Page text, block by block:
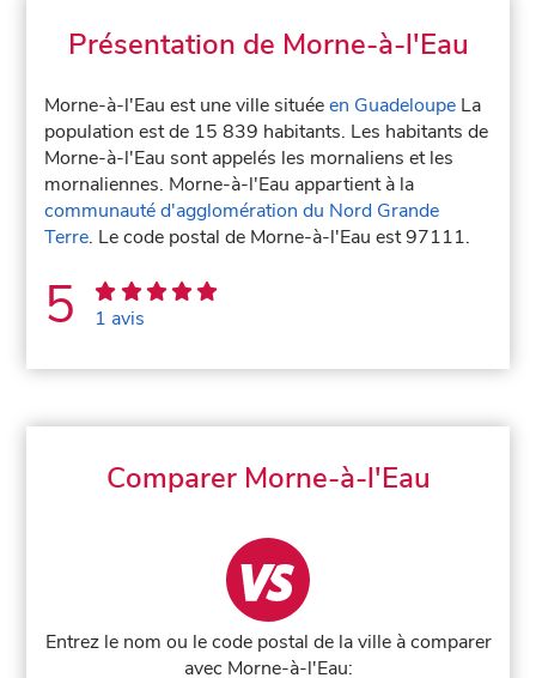
Présentation de Morne-à-l'Eau
Morne-à-l'Eau est une ville situéeen Guadeloupe La
population est de 15 839 habitants. Les habitants de
Morne-à-l'Eau sont appelés les mornaliens et les
mornaliennes. Morne-à-l'Eau appartient à la
communauté d'agglomération du Nord Grande
Terre. Le code postal de Morne-à-l'Eau est 97111.
5 1 avis
Comparer Morne-à-l'Eau
Entrez le nom ou le code postal de la ville à comparer
avec Morne-à-l'Eau: